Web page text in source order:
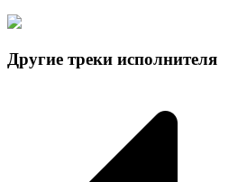
Другие треки исполнителя